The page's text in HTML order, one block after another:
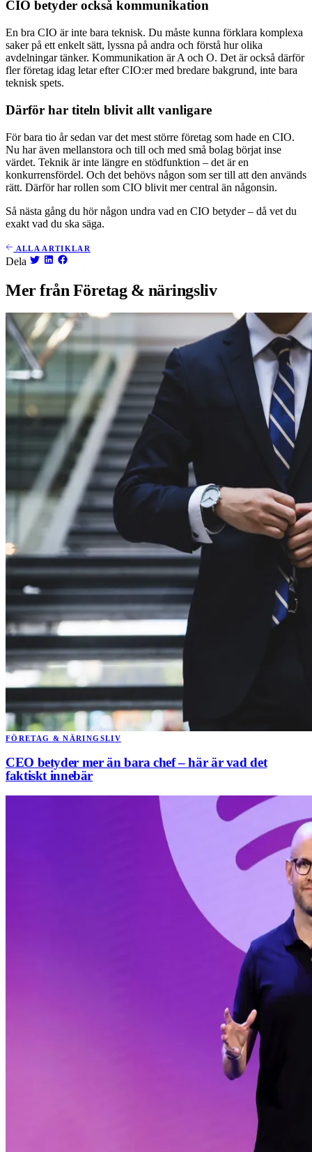
CIO betyder också kommunikation
En bra CIO är inte bara teknisk. Du måste kunna förklara komplexa
saker på ett enkelt sätt, lyssna på andra och förstå hur olika
avdelningar tänker. Kommunikation är A och O. Det är också därför
fler företag idag letar efter CIO:er med bredare bakgrund, inte bara
teknisk spets.
Därför har titeln blivit allt vanligare
För bara tio år sedan var det mest större företag som hade en CIO.
Nu har även mellanstora och till och med små bolag börjat inse
värdet. Teknik är inte längre en stödfunktion – det är en
konkurrensfördel. Och det behövs någon som ser till att den används
rätt. Därför har rollen som CIO blivit mer central än någonsin.
Så nästa gång du hör någon undra vad en CIO betyder – då vet du
exakt vad du ska säga.
ALLA ARTIKLAR
Dela
Mer från Företag & näringsliv
FÖRETAG & NÄRINGSLIV
CEO betyder mer än bara chef – här är vad det
faktiskt innebär